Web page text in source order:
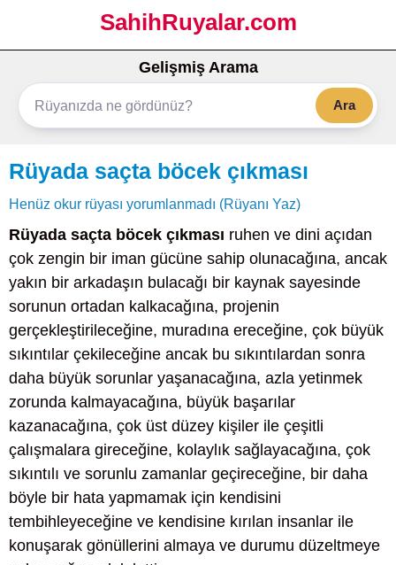
SahihRuyalar.com
Gelişmiş Arama
Ara
Rüyada saçta böcek çıkması
Henüz okur rüyası yorumlanmadı (Rüyanı Yaz)
Rüyada saçta böcek çıkması ruhen ve dini açıdan
çok zengin bir iman gücüne sahip olunacağına, ancak
yakın bir arkadaşın bulacağı bir kaynak sayesinde
sorunun ortadan kalkacağına, projenin
gerçekleştirileceğine, muradına ereceğine, çok büyük
sıkıntılar çekileceğine ancak bu sıkıntılardan sonra
daha büyük sorunlar yaşanacağına, azla yetinmek
zorunda kalmayacağına, büyük başarılar
kazanacağına, çok üst düzey kişiler ile çeşitli
çalışmalara gireceğine, kolaylık sağlayacağına, çok
sıkıntılı ve sorunlu zamanlar geçireceğine, bir daha
böyle bir hata yapmamak için kendisini
tembihleyeceğine ve kendisine kırılan insanlar ile
konuşarak gönüllerini almaya ve durumu düzeltmeye